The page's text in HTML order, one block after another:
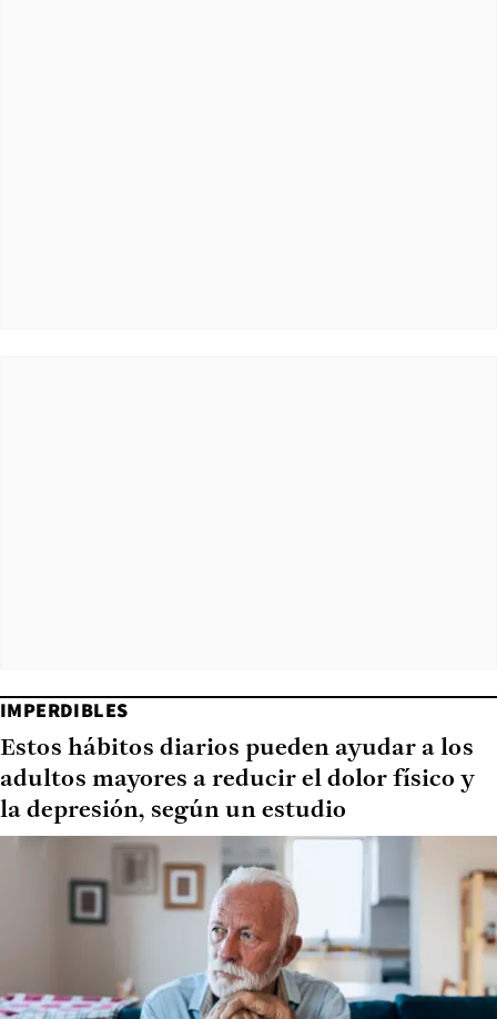
IMPERDIBLES
Estos hábitos diarios pueden ayudar a los
adultos mayores a reducir el dolor físico y
la depresión, según un estudio